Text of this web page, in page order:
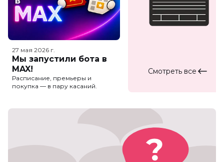
27 мая 2026 г.
Мы запустили бота в
MAX!
Расписание, премьеры и
покупка — в пару касаний.
Смотреть все